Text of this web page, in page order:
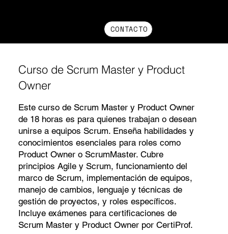
CONTACTO
Curso de Scrum Master y Product
Owner
Este curso de Scrum Master y Product Owner
de 18 horas es para quienes trabajan o desean
unirse a equipos Scrum. Enseña habilidades y
conocimientos esenciales para roles como
Product Owner o ScrumMaster. Cubre
principios Agile y Scrum, funcionamiento del
marco de Scrum, implementación de equipos,
manejo de cambios, lenguaje y técnicas de
gestión de proyectos, y roles específicos.
Incluye exámenes para certificaciones de
Scrum Master y Product Owner por CertiProf.